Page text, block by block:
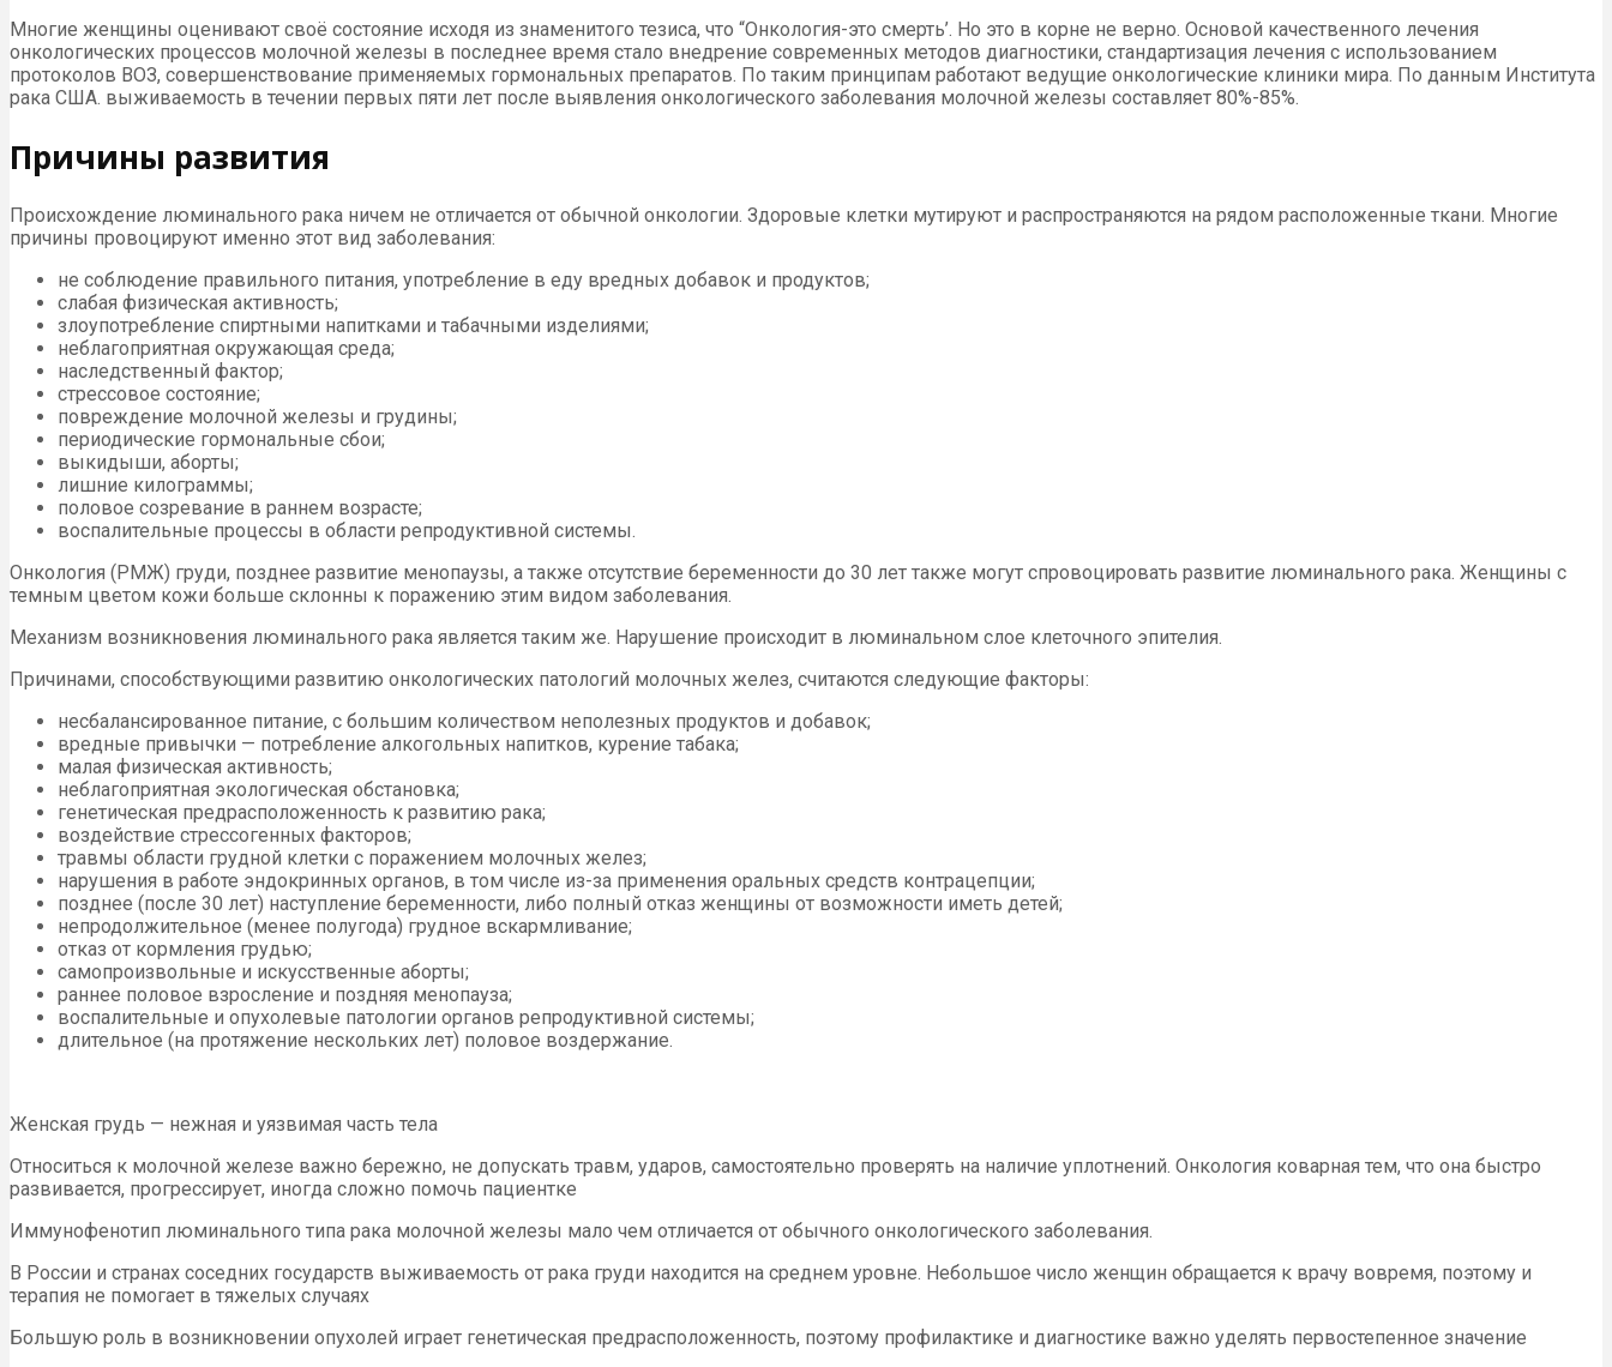
Многие женщины оценивают своё состояние исходя из знаменитого тезиса, что “Онкология-это смерть’. Но это в корне не верно. Основой качественного лечения
онкологических процессов молочной железы в последнее время стало внедрение современных методов диагностики, стандартизация лечения с использованием
протоколов ВОЗ, совершенствование применяемых гормональных препаратов. По таким принципам работают ведущие онкологические клиники мира. По данным Института
рака США. выживаемость в течении первых пяти лет после выявления онкологического заболевания молочной железы составляет 80%-85%.
Причины развития
Происхождение люминального рака ничем не отличается от обычной онкологии. Здоровые клетки мутируют и распространяются на рядом расположенные ткани. Многие
причины провоцируют именно этот вид заболевания:
не соблюдение правильного питания, употребление в еду вредных добавок и продуктов;
слабая физическая активность;
злоупотребление спиртными напитками и табачными изделиями;
неблагоприятная окружающая среда;
наследственный фактор;
стрессовое состояние;
повреждение молочной железы и грудины;
периодические гормональные сбои;
выкидыши, аборты;
лишние килограммы;
половое созревание в раннем возрасте;
воспалительные процессы в области репродуктивной системы.
Онкология (РМЖ) груди, позднее развитие менопаузы, а также отсутствие беременности до 30 лет также могут спровоцировать развитие люминального рака. Женщины с
темным цветом кожи больше склонны к поражению этим видом заболевания.
Механизм возникновения люминального рака является таким же. Нарушение происходит в люминальном слое клеточного эпителия.
Причинами, способствующими развитию онкологических патологий молочных желез, считаются следующие факторы:
несбалансированное питание, с большим количеством неполезных продуктов и добавок;
вредные привычки — потребление алкогольных напитков, курение табака;
малая физическая активность;
неблагоприятная экологическая обстановка;
генетическая предрасположенность к развитию рака;
воздействие стрессогенных факторов;
травмы области грудной клетки с поражением молочных желез;
нарушения в работе эндокринных органов, в том числе из-за применения оральных средств контрацепции;
позднее (после 30 лет) наступление беременности, либо полный отказ женщины от возможности иметь детей;
непродолжительное (менее полугода) грудное вскармливание;
отказ от кормления грудью;
самопроизвольные и искусственные аборты;
раннее половое взросление и поздняя менопауза;
воспалительные и опухолевые патологии органов репродуктивной системы;
длительное (на протяжение нескольких лет) половое воздержание.
Женская грудь — нежная и уязвимая часть тела
Относиться к молочной железе важно бережно, не допускать травм, ударов, самостоятельно проверять на наличие уплотнений. Онкология коварная тем, что она быстро
развивается, прогрессирует, иногда сложно помочь пациентке
Иммунофенотип люминального типа рака молочной железы мало чем отличается от обычного онкологического заболевания.
В России и странах соседних государств выживаемость от рака груди находится на среднем уровне. Небольшое число женщин обращается к врачу вовремя, поэтому и
терапия не помогает в тяжелых случаях
Большую роль в возникновении опухолей играет генетическая предрасположенность, поэтому профилактике и диагностике важно уделять первостепенное значение